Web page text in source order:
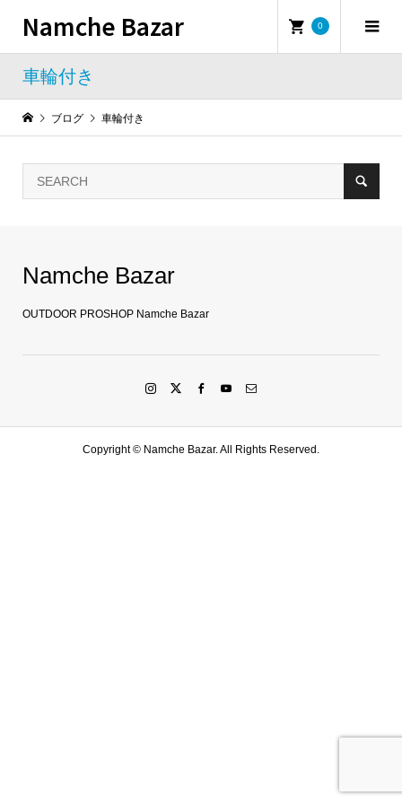
Namche Bazar 0
車輪付き
ブログ 車輪付き
Namche Bazar
OUTDOOR PROSHOP Namche Bazar
Copyright © Namche Bazar. All Rights Reserved.
LINE友達登録